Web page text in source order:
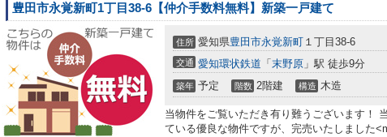
豊田市永覚新町1丁目38-6【仲介手数料無料】新築一戸建て
住所 愛知県豊田市永覚新町 １丁目38-6
交通 愛知環状鉄道 「 末野原 」駅 徒歩9分
築年 予定 階数 2階建 構造 木造
当物件をご覧いただき有り難うございます！
ている優良な物件ですが、完売いたしました